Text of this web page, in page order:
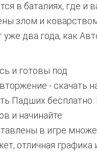
в баталиях, где и
злом и
два года, как
и готовы под
- скачать
Падших бесплатно.
и начинайте
в игре
отличная графика